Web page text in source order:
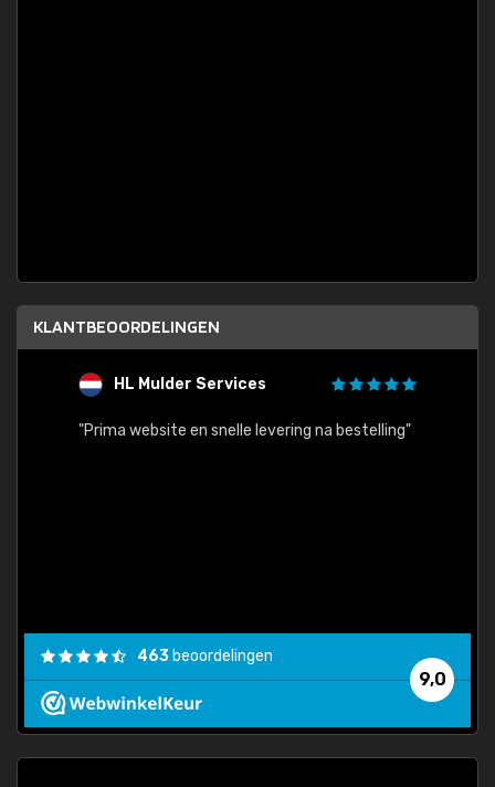
KLANTBEOORDELINGEN
HL Mulder Services
"Prima website en snelle levering na bestelling"
9,0
463 beoordelingen